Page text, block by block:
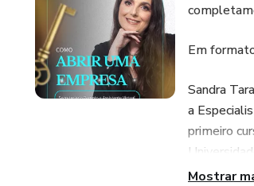
Em
Sandra
a
primeiro
Mostrar